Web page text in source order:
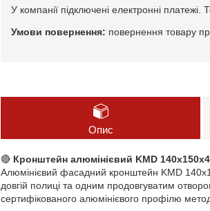
У компанії підключені електронні
повернення товару
Опис
🔴 Кронштейн алюмінієвий KMD
Алюмінієвий фасадний кронштейн KMD
довгій полиці та одним продовгуватим
сертифікованого алюмінієвого профілю